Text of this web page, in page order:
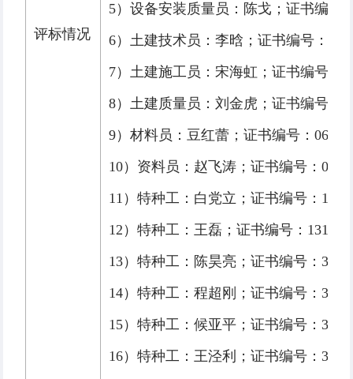
评标情况
5）设备安装质量员：陈戈；证书编号
6）土建技术员：李晗；证书编号：陕
7）土建施工员：宋海虹；证书编号：
8）土建质量员：刘金虎；证书编号：
9）材料员：豆红蕾；证书编号：
10）资料员：赵飞涛；证书编号：
11）特种工：白党立；证书编号：
12）特种工：王磊；证书编号：
13）特种工：陈昊亮；证书编号：
14）特种工：程超刚；证书编号：
15）特种工：候亚平；证书编号：
16）特种工：王泾利；证书编号：